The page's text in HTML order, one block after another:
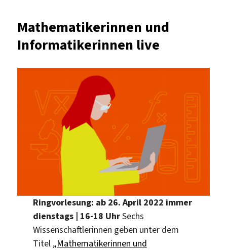
Programm
seine
Ziele?
Mathematikerinnen und
Informatikerinnen live
Ringvorlesung: ab 26. April 2022 immer
dienstags | 16-18 UhrSechs
Wissenschaftlerinnen geben unter dem
Titel „Mathematikerinnen und